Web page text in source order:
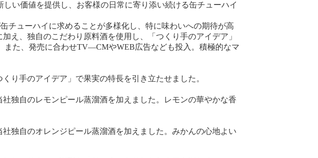
い価値を提供し、お客様の日常に寄り添い続ける缶チューハイ
ューハイに求めることが多様化し、特に味わいへの期待が高
え、独自のこだわり原料酒を使用し、「つくり手のアイデア」
た、発売に合わせTV―CMやWEB広告なども投入。積極的なマ
り手のアイデア」で果実の特長を引き立たせました。
独自のレモンピール蒸溜酒を加えました。レモンの華やかな香
独自のオレンジピール蒸溜酒を加えました。みかんの心地よい